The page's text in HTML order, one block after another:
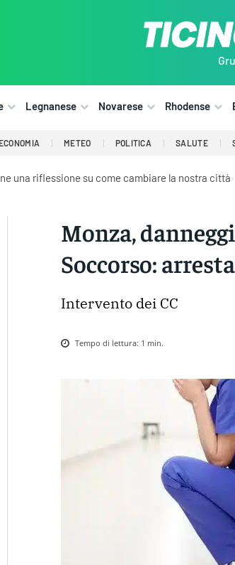
Legnanese Novarese Rhodense
ECONOMIA METEO POLITICA SALUTE
una riflessione su come cambiare la nostra città
Monza,
Soccorso:
Intervento dei CC
Tempo di lettura: 1 min.